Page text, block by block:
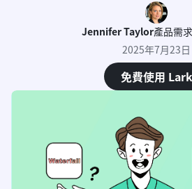
Jennifer Taylor產品需
2025年7月23日
免費使用 Lark